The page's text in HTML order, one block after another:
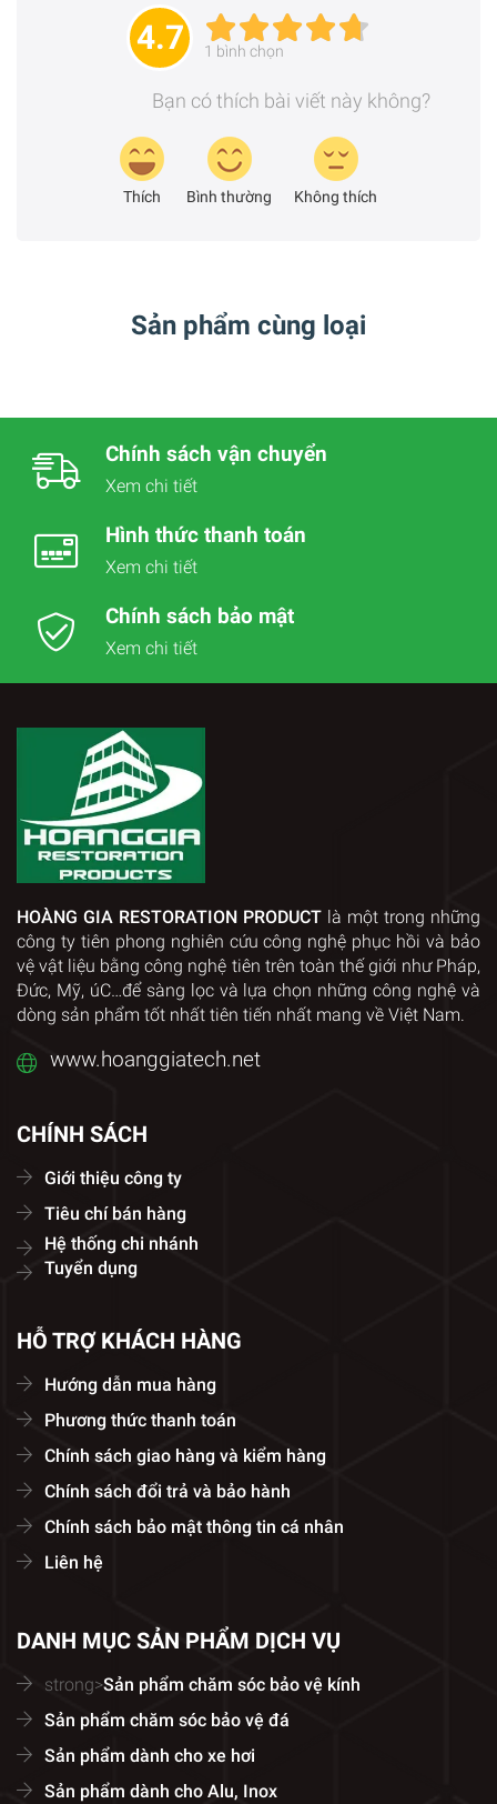
4.7 1 bình chọn
Bạn có thích bài viết này không?
Thích Bình thường Không thích
Sản phẩm cùng loại
Chính sách vận chuyển
Xem chi tiết
Hình thức thanh toán
Xem chi tiết
Chính sách bảo mật
Xem chi tiết
HOÀNG GIA RESTORATION PRODUCT là một trong những
công ty tiên phong nghiên cứu công nghệ phục hồi và bảo
vệ vật liệu bằng công nghệ tiên trên toàn thế giới như Pháp,
Đức, Mỹ, úC…để sàng lọc và lựa chọn những công nghệ và
dòng sản phẩm tốt nhất tiên tiến nhất mang về Việt Nam.
www.hoanggiatech.net
CHÍNH SÁCH
Giới thiệu công ty
Tiêu chí bán hàng
Hệ thống chi nhánh
Tuyển dụng
HỖ TRỢ KHÁCH HÀNG
Hướng dẫn mua hàng
Phương thức thanh toán
Chính sách giao hàng và kiểm hàng
Chính sách đổi trả và bảo hành
Chính sách bảo mật thông tin cá nhân
Liên hệ
DANH MỤC SẢN PHẨM DỊCH VỤ
strong>Sản phẩm chăm sóc bảo vệ kính
Sản phẩm chăm sóc bảo vệ đá
Sản phẩm dành cho xe hơi
Sản phẩm dành cho Alu, Inox